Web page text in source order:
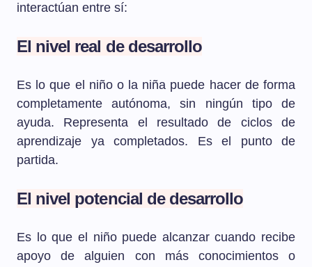
interactúan entre sí:
El nivel real de desarrollo
Es lo que el niño o la niña puede hacer de forma
completamente autónoma, sin ningún tipo de
ayuda. Representa el resultado de ciclos de
aprendizaje ya completados. Es el punto de
partida.
El nivel potencial de desarrollo
Es lo que el niño puede alcanzar cuando recibe
apoyo de alguien con más conocimientos o